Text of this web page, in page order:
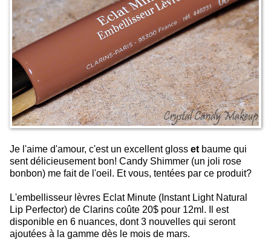
Je l'aime d'amour, c'est un excellent gloss et baume qui
sent délicieusement bon! Candy Shimmer (un joli rose
bonbon) me fait de l'oeil. Et vous, tentées par ce produit?
L'embellisseur lèvres Eclat Minute (Instant Light Natural
Lip Perfector) de Clarins coûte 20$ pour 12ml. Il est
disponible en 6 nuances, dont 3 nouvelles qui seront
ajoutées à la gamme dès le mois de mars.